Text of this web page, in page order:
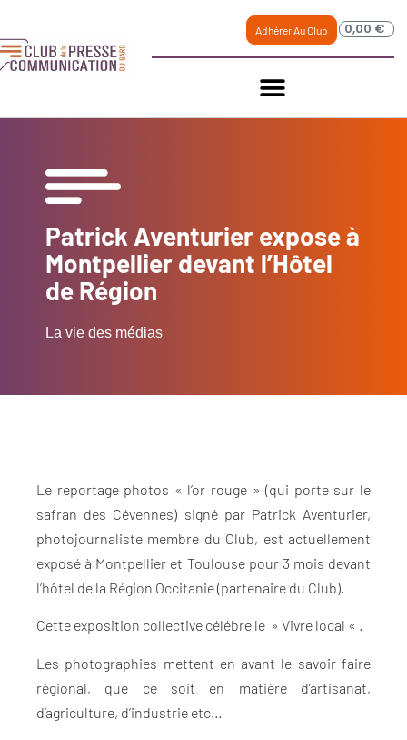
Adhérer Au Club 0,00 €
Patrick Aventurier expose à
Montpellier devant l’Hôtel
de Région
La vie des médias
Le reportage photos « l’or rouge » (qui porte sur le
safran des Cévennes) signé par Patrick Aventurier,
photojournaliste membre du Club, est actuellement
exposé à Montpellier et Toulouse pour 3 mois devant
l’hôtel de la Région Occitanie (partenaire du Club).
Cette exposition collective célébre le » Vivre local « .
Les photographies mettent en avant le savoir faire
régional, que ce soit en matière d’artisanat,
d’agriculture, d’industrie etc…